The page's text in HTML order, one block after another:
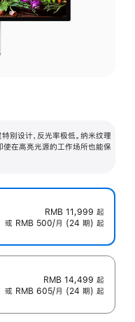
别设计，反光率极低。纳米纹理
使在高亮光源的工作场所也能保
RMB 11,999 起
或 RMB 500/月 (24 期) 起
RMB 14,499 起
或 RMB 605/月 (24 期) 起